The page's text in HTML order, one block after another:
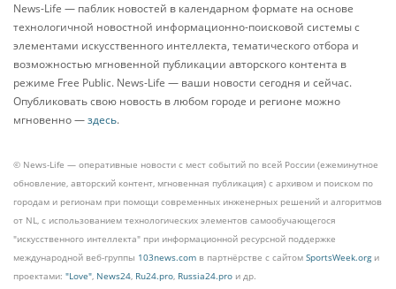
News-Life — паблик новостей в календарном формате на основе
технологичной новостной информационно-поисковой системы с
элементами искусственного интеллекта, тематического отбора и
возможностью мгновенной публикации авторского контента в
режиме Free Public. News-Life — ваши новости сегодня и сейчас.
Опубликовать свою новость в любом городе и регионе можно
мгновенно —здесь.
© News-Life — оперативные новости с мест событий по всей России (ежеминутное
обновление, авторский контент, мгновенная публикация) с архивом и поиском по
городам и регионам при помощи современных инженерных решений и алгоритмов
от NL, с использованием технологических элементов самообучающегося
"искусственного интеллекта" при информационной ресурсной поддержке
международной веб-группы 103news.com в партнёрстве с сайтом SportsWeek.orgи
проектами: "Love", News24, Ru24.pro, Russia24.pro и др.